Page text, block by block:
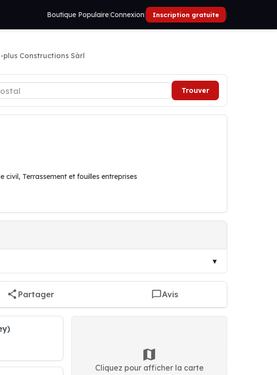
Boutique Populaire|Connexion| Inscription gratuite |
plus Constructions Sàrl
Trouver
Terrassement et fouilles entreprises
Partager Avis
Cliquez pour afficher la carte